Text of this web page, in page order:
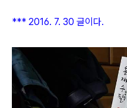
*** 2016. 7. 30 글이다.